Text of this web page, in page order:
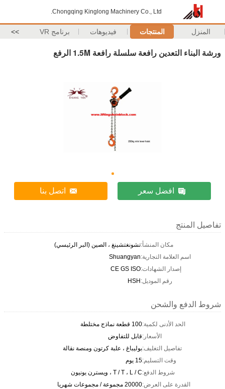
Chongqing Kinglong Machinery Co., Ltd.
المنزل المنتجات فيديوهات برنامج VR >>
ورشة البناء التعدين رافعة سلسلة رافعة 1.5M الرفع
افضل سعر اتصل بنا
تفاصيل المنتج
مكان المنشأ:تشونغتشينغ ، الصين (البر الرئيسي)
اسم العلامة التجارية:Shuangyan
إصدار الشهادات:CE GS ISO
رقم الموديل:HSH
شروط الدفع والشحن
الحد الأدنى لكمية:100 قطعة نماذج مختلطة
الأسعار:قابل للتفاوض
تفاصيل التغليف:بوليباغ ، علبة كرتون ومنصة نقالة
وقت التسليم:15 يوم
شروط الدفع:T / T ، L / C ، ويسترن يونيون
القدرة على العرض:20000 مجموعة / مجموعات شهريا